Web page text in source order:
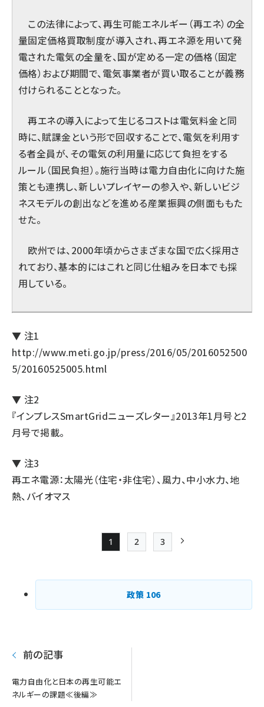
この法律によって、再生可能エネルギー（再エネ）の全
量固定価格買取制度が導入され、再エネ源を用いて発
電された電気の全量を、国が定める一定の価格（固定
価格）および期間で、電気事業者が買い取ることが義務
付けられることとなった。
再エネの導入によって生じるコストは電気料金と同
時に、賦課金という形で回収することで、電気を利用す
る者全員が、その電気の利用量に応じて負担をする
ルール（国民負担）。施行当時は電力自由化に向けた施
策とも連携し、新しいプレイヤーの参入や、新しいビジ
ネスモデルの創出などを進める産業振興の側面ももた
せた。
欧州では、2000年頃からさまざまな国で広く採用さ
れており、基本的にはこれと同じ仕組みを日本でも採
用している。
▼ 注1
http://www.meti.go.jp/press/2016/05/2016052500
5/20160525005.html
▼ 注2
『インプレスSmartGridニューズレター』2013年1月号と2
月号で掲載。
▼ 注3
再エネ電源：太陽光（住宅・非住宅）、風力、中小水力、地
熱、バイオマス
ジ
送
Page
1
Page
2
Page
3
政策 106
前の記事
電力自由化と日本の再生可能エ
ネルギーの課題≪後編≫